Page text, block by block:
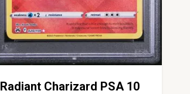
Radiant Charizard PSA 10